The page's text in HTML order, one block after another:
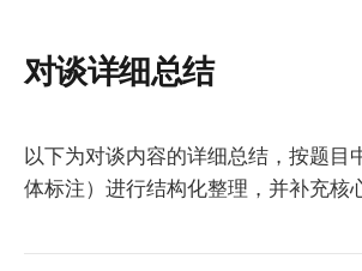
对谈详细总结
以下为对谈内容的详细总结，按题目
体标注）进行结构化整理，并补充核